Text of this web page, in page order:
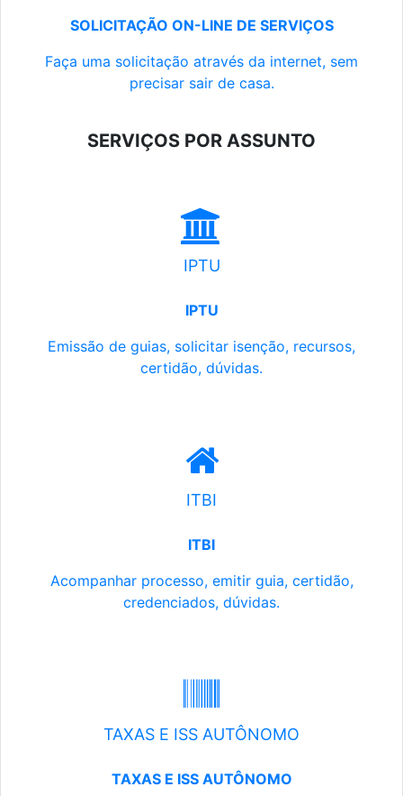
SOLICITAÇÃO ON-LINE DE SERVIÇOS
Faça uma solicitação através da internet, sem
precisar sair de casa.
SERVIÇOS POR ASSUNTO
IPTU
IPTU
Emissão de guias, solicitar isenção, recursos,
certidão, dúvidas.
ITBI
ITBI
Acompanhar processo, emitir guia, certidão,
credenciados, dúvidas.
TAXAS E ISS AUTÔNOMO
TAXAS E ISS AUTÔNOMO